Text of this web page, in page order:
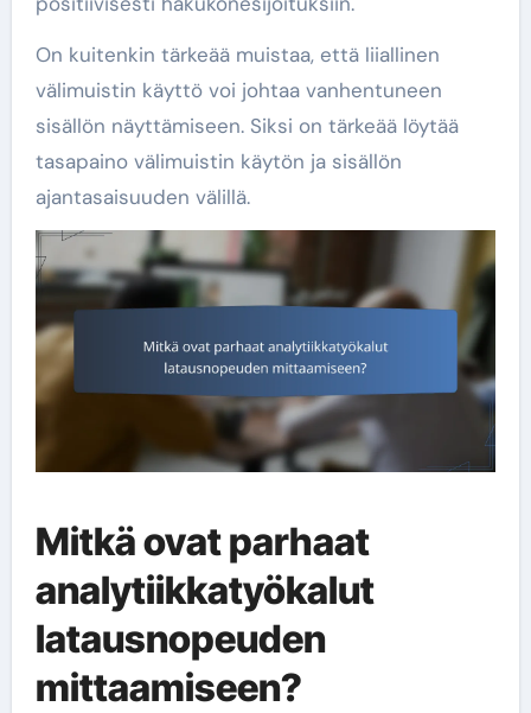
On kuitenkin tärkeää muistaa, että liiallinen
välimuistin käyttö voi johtaa vanhentuneen
sisällön näyttämiseen. Siksi on tärkeää löytää
tasapaino välimuistin käytön ja sisällön
ajantasaisuuden välillä.
Mitkä ovat parhaat
analytiikkatyökalut
latausnopeuden
mittaamiseen?